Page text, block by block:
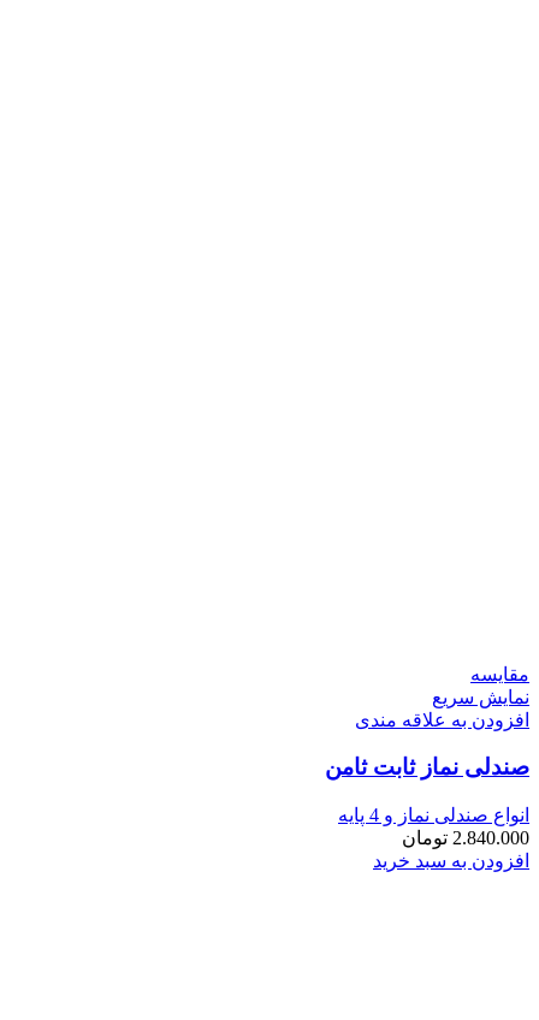
مقايسه
نمایش سریع
افزودن به علاقه مندی
صندلی نماز ثابت ثامن
انواع صندلی نماز و 4 پایه
2.840.000 تومان
افزودن به سبد خرید